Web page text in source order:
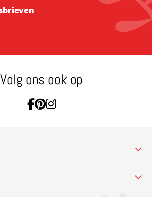
Volg ons ook op
Ga naar Facebook
Ga naar Pinterest
Ga naar Instagram